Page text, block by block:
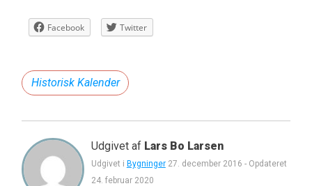
Facebook Twitter
Historisk Kalender
Udgivet af Lars Bo Larsen
Udgivet i Bygninger 27. december 2016 - Opdateret
24. februar 2020